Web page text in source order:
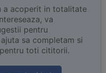
a acoperit in totalitate
va
pentru
sa completam si
toti cititorii.